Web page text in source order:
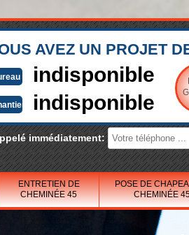
AVEZ UN PROJET
indisponible
indisponible
immédiatement:
ENTRETIEN DE
CHEMINÉE 45
POSE DE
CHEMINÉE